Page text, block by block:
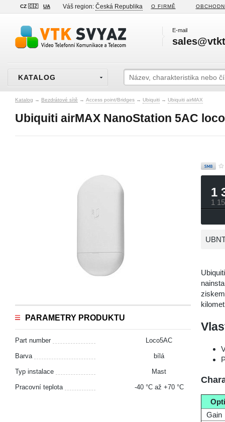
CZ 🇨🇿 UA Váš region: Česká Republika O FIRMĚ
E-mail
KATALOG
Katalog → Bezdrátové sítě → Access point/Bridges → Ubiquiti → Ubiquiti airMAX
Ubiquiti airMAX NanoStation 5AC loco
PARAMETRY PRODUKTU
Part number Loco5AC
Barva bílá
Typ instalace Mast
Pracovní teplota -40 °С až +70 °С
1
1
Gain